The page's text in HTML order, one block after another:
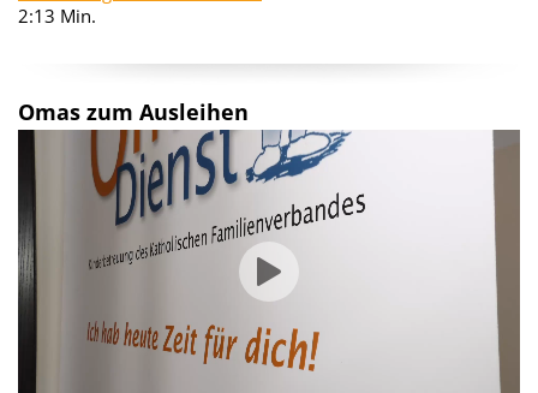
2:13 Min.
Omas zum Ausleihen